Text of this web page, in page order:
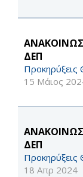
ΔΕΠ
Προκηρύξεις
15 Μάιος
ΔΕΠ
Προκηρύξεις
18 Απρ 2024